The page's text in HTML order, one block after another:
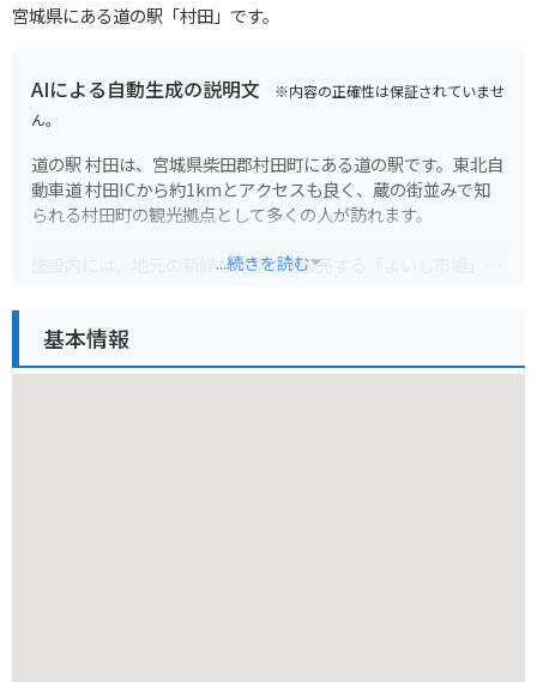
宮城県にある道の駅「村田」です。
AIによる自動生成の説明文 ※内容の正確性は保証されていませ
ん。
道の駅 村田は、宮城県柴田郡村田町にある道の駅です。東北自
動車道 村田ICから約1kmとアクセスも良く、蔵の街並みで知
られる村田町の観光拠点として多くの人が訪れます。
施設内には、地元の新鮮な農産物を販売する「よいし市場」
地元産の食材を使った蕎麦やラーメンなどのメニューが楽しめ
ます。
...続きを読む
基本情報